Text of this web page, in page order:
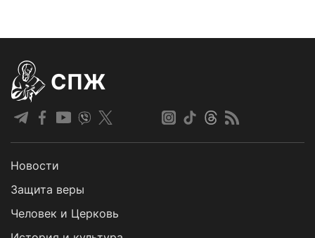
СПЖ
Новости
Защита веры
Человек и Церковь